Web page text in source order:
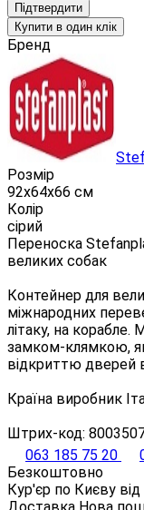
Підтвердити
Купити в один клік
Бренд
Розмір
92х64х66 см
Колір
сірий
Переноска
великих собак
Контейнер для
міжнародних
літаку, на корабле.
замком-клямкою,
відкриттю дверей
Країна виробник
Штрих-код:
063 185 75 20
Безкоштовно
Кур'єр по Києву від